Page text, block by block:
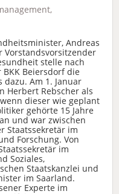
,
Andreas
stelle nach
Beiersdorf die
Am 1. Januar
Herbert Rebscher als
dieser wie geplant
gehörte 15 Jahre
und war zwischen
Staatssekretär im
Forschung. Von
im
Soziales,
Staatskanzlei und
im Saarland.
Experte im